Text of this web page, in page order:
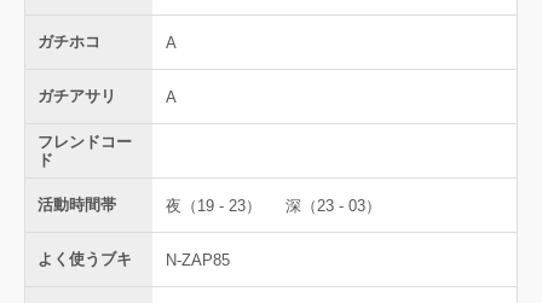
ガチホコ A
ガチアサリ A
フレンドコー
ド
活動時間帯 夜（19 - 23） 深（23 - 03）
よく使うブキ N-ZAP85